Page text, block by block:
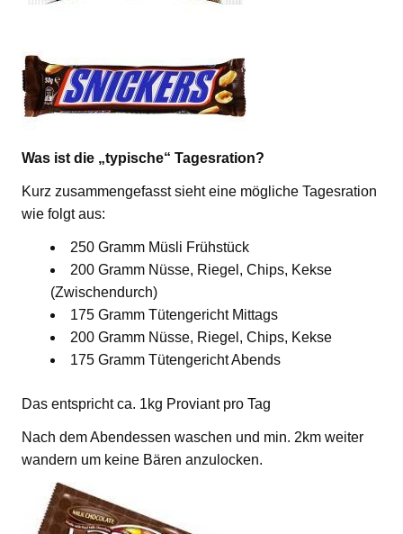
Was ist die „typische“ Tagesration?
Kurz zusammengefasst sieht eine mögliche Tagesration
wie folgt aus:
250 Gramm Müsli Frühstück
200 Gramm Nüsse, Riegel, Chips, Kekse
(Zwischendurch)
175 Gramm Tütengericht Mittags
200 Gramm Nüsse, Riegel, Chips, Kekse
175 Gramm Tütengericht Abends
Das entspricht ca. 1kg Proviant pro Tag
Nach dem Abendessen waschen und min. 2km weiter
wandern um keine Bären anzulocken.